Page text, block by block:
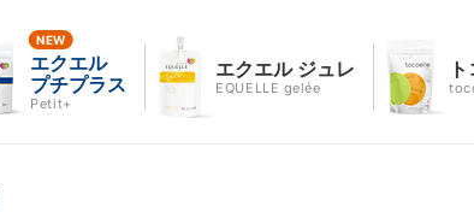
エクエル
プチプラス
Petit+
エクエル ジュレ
EQUELLE gelée